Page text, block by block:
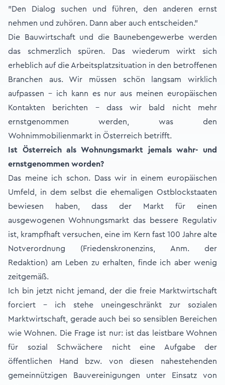
"Den Dialog suchen und führen, den anderen ernst
nehmen und zuhören. Dann aber auch entscheiden."
Die Bauwirtschaft und die Baunebengewerbe werden
das schmerzlich spüren. Das wiederum wirkt sich
erheblich auf die Arbeitsplatzsituation in den betroffenen
Branchen aus. Wir müssen schön langsam wirklich
aufpassen – ich kann es nur aus meinen europäischen
Kontakten berichten – dass wir bald nicht mehr
ernstgenommen werden, was den
Wohnimmobilienmarkt in Österreich betrifft.
Ist Österreich als Wohnungsmarkt jemals wahr- und
ernstgenommen worden?
Das meine ich schon. Dass wir in einem europäischen
Umfeld, in dem selbst die ehemaligen Ostblockstaaten
bewiesen haben, dass der Markt für einen
ausgewogenen Wohnungsmarkt das bessere Regulativ
ist, krampfhaft versuchen, eine im Kern fast 100 Jahre alte
Notverordnung (Friedenskronenzins, Anm. der
Redaktion) am Leben zu erhalten, finde ich aber wenig
zeitgemäß.
Ich bin jetzt nicht jemand, der die freie Marktwirtschaft
forciert – ich stehe uneingeschränkt zur sozialen
Marktwirtschaft, gerade auch bei so sensiblen Bereichen
wie Wohnen. Die Frage ist nur: ist das leistbare Wohnen
für sozial Schwächere nicht eine Aufgabe der
öffentlichen Hand bzw. von diesen nahestehenden
gemeinnützigen Bauvereinigungen unter Einsatz von